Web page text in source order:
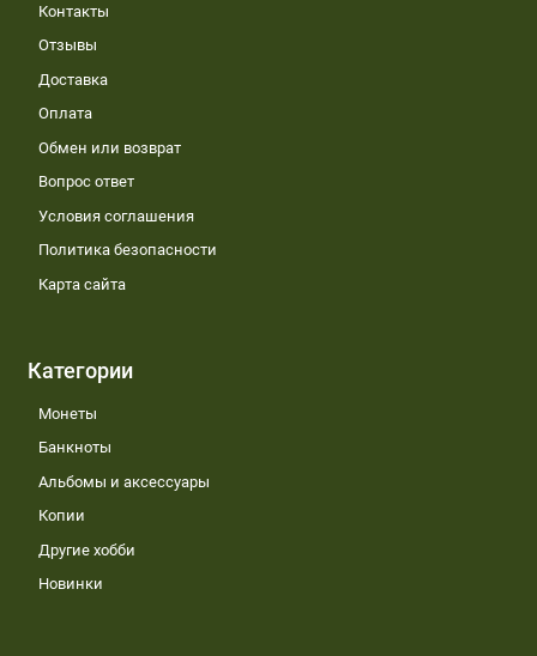
Контакты
Отзывы
Доставка
Оплата
Обмен или возврат
Вопрос ответ
Условия соглашения
Политика безопасности
Карта сайта
Категории
Монеты
Банкноты
Альбомы и аксессуары
Копии
Другие хобби
Новинки